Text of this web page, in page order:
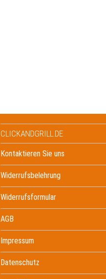
CLICKANDGRILL.DE
Kontaktieren Sie uns
Widerrufsbelehrung
Widerrufsformular
AGB
Impressum
Datenschutz